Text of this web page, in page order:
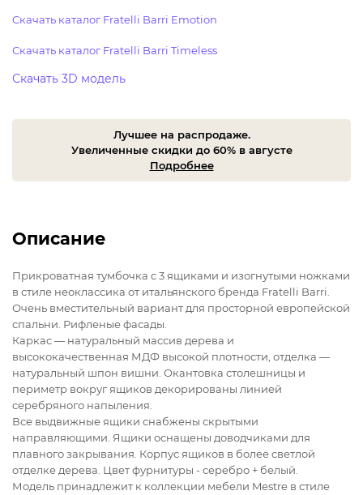
Скачать каталог Fratelli Barri Emotion
Скачать каталог Fratelli Barri Timeless
Скачать 3D модель
Лучшее на распродаже.
Увеличенные скидки до 60% в августе
Подробнее
Описание
Прикроватная тумбочка с 3 ящиками и изогнутыми ножками
в стиле неоклассика от итальянского бренда Fratelli Barri.
Очень вместительный вариант для просторной европейской
спальни. Рифленые фасады.
Каркас — натуральный массив дерева и
высококачественная МДФ высокой плотности, отделка —
натуральный шпон вишни. Окантовка столешницы и
периметр вокруг ящиков декорированы линией
серебряного напыления.
Все выдвижные ящики снабжены скрытыми
направляющими. Ящики оснащены доводчиками для
плавного закрывания. Корпус ящиков в более светлой
отделке дерева. Цвет фурнитуры - серебро + белый.
Модель принадлежит к коллекции мебели Mestre в стиле